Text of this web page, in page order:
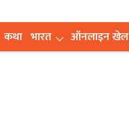
कथा भारत ऑनलाइन खेल